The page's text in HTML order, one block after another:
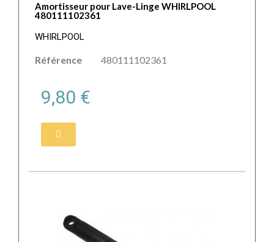
Amortisseur pour Lave-Linge WHIRLPOOL
480111102361
WHIRLPOOL
Référence 480111102361
9,80 €